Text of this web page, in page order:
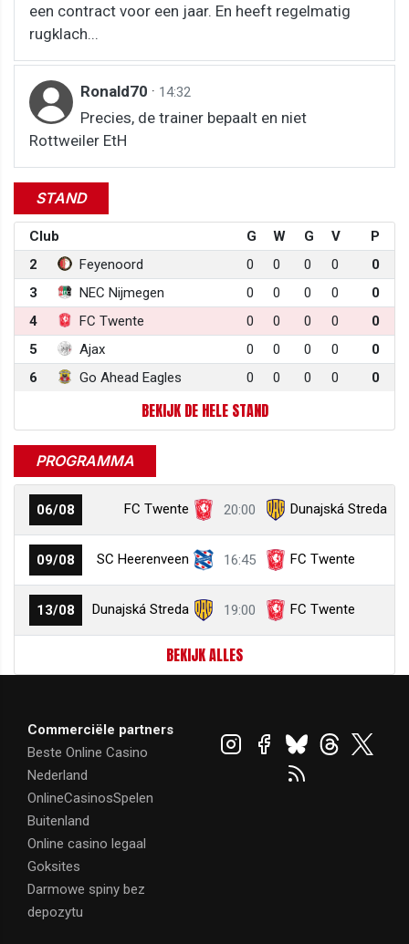
een contract voor een jaar. En heeft regelmatig
rugklach...
Ronald70 · 14:32
Precies, de trainer bepaalt en niet
Rottweiler EtH
STAND
Club G W G V
P
2
Feyenoord 0 0 0 0
0
3
NEC Nijmegen 0 0 0 0
0
4
FC Twente 0 0 0 0
0
5
Ajax 0 0 0 0
0
6
Go Ahead Eagles 0 0 0 0 0
BEKIJK DE HELE STAND
PROGRAMMA
06/08 FC Twente 20:00 Dunajská Streda
09/08 SC Heerenveen 16:45 FC Twente
13/08 Dunajská Streda 19:00 FC Twente
BEKIJK ALLES
Commerciële partners
Beste Online Casino
Nederland
OnlineCasinosSpelen
Buitenland
Online casino legaal
Goksites
Darmowe spiny bez
depozytu